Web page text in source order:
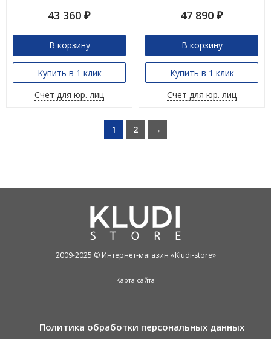
43 360 ₽
В корзину
Купить в 1 клик
Счет для юр. лиц
47 890 ₽
В корзину
Купить в 1 клик
Счет для юр. лиц
1 2 →
2009-2025 © Интернет-магазин «Kludi-store»
Карта сайта
Политика обработки персональных данных